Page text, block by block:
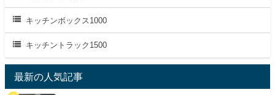
キッチンボックス1000
キッチントラック1500
最新の人気記事